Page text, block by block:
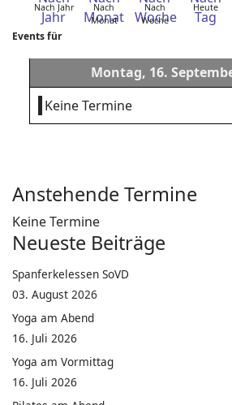
Nach Jahr
Nach
Monat
Nach
Woche
Heute
Events für
Montag, 16.
Keine Termine
Anstehende Termine
Keine Termine
Neueste Beiträge
Spanferkelessen SoVD
03. August 2026
Yoga am Abend
16. Juli 2026
Yoga am Vormittag
16. Juli 2026